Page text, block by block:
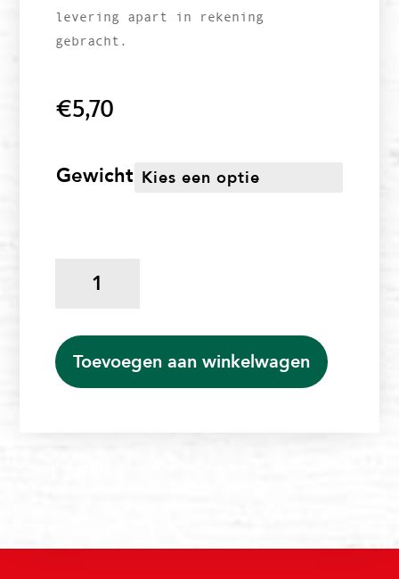
levering apart in rekening
gebracht.
€5,70
Gewicht
stoet
voor
2
broden
aantal
Toevoegen aan winkelwagen